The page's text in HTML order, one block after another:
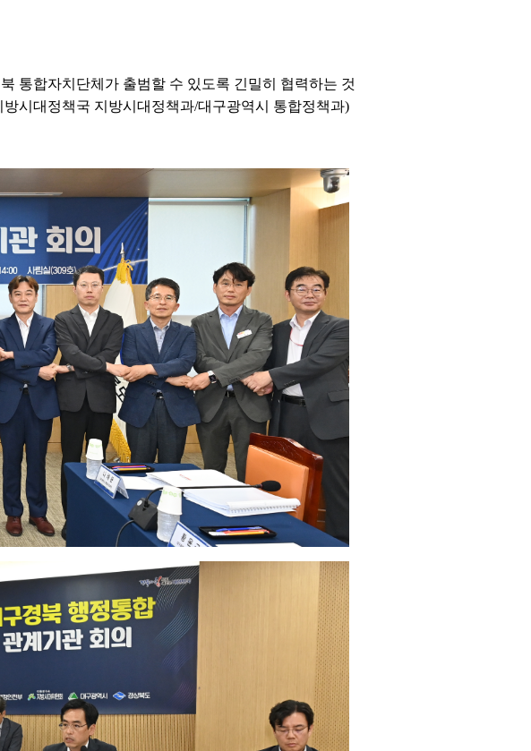
통합자치단체가 출범할 수 있도록 긴밀히 협력하는 것
시대정책국 지방시대정책과/대구광역시 통합정책과)